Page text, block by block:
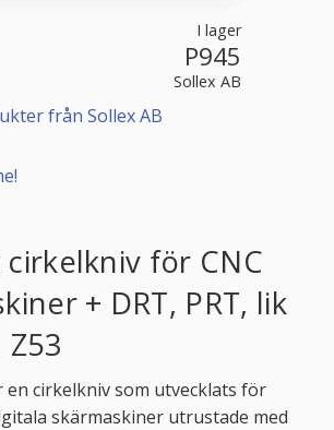
I lager
P945
Sollex AB
från Sollex AB
cirkelkniv för CNC
+ DRT, PRT, lik
en cirkelkniv som utvecklats för
skärmaskiner utrustade med